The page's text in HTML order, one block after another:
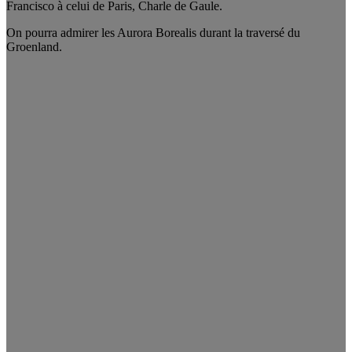
Francisco à celui de Paris, Charle de Gaule.
On pourra admirer les Aurora Borealis durant la traversé du
Groenland.